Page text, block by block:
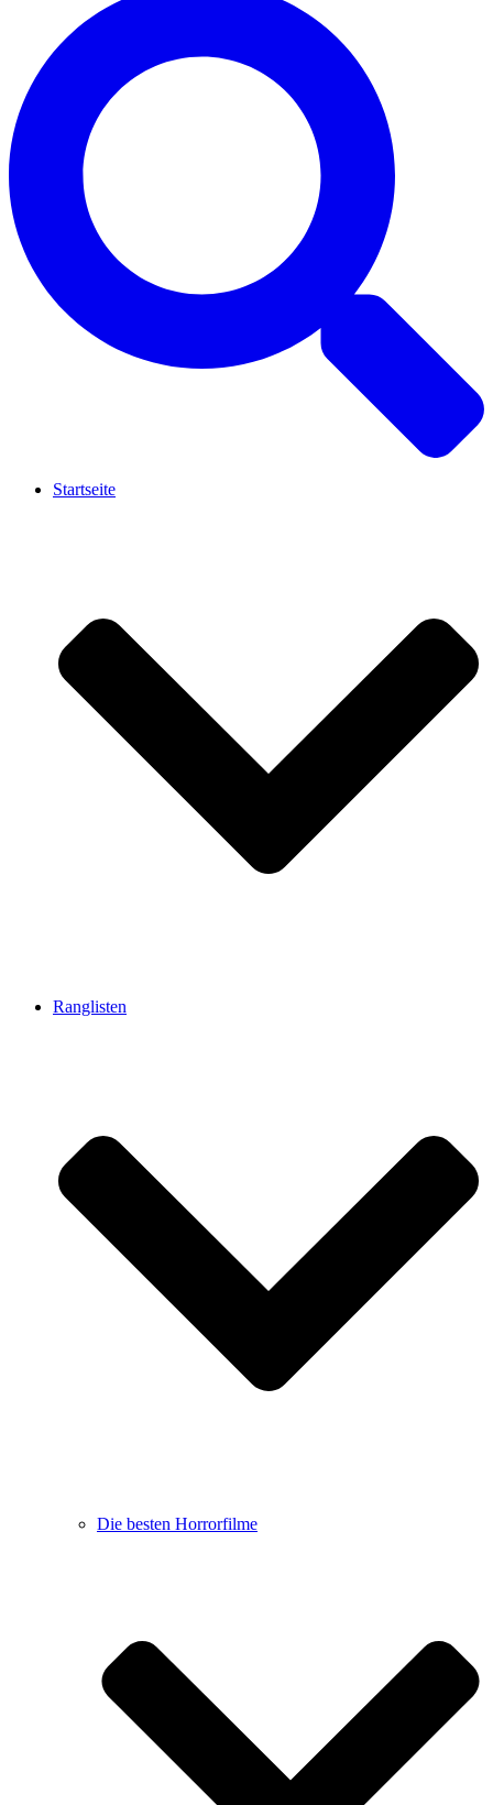
Startseite
Ranglisten
Die besten Horrorfilme